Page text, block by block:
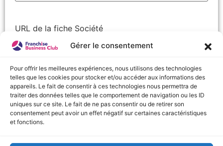
Gérer le consentement
Pour offrir les meilleures expériences, nous utilisons des technologies
telles que les cookies pour stocker et/ou accéder aux informations des
appareils. Le fait de consentir à ces technologies nous permettra de
traiter des données telles que le comportement de navigation ou les ID
uniques sur ce site. Le fait de ne pas consentir ou de retirer son
consentement peut avoir un effet négatif sur certaines caractéristiques
et fonctions.
URL de la fiche Société
Nom(Nécessaire)
Prénom
Nom